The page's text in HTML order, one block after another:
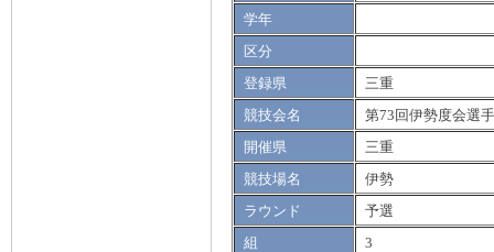
学年
区分
登録県
三重
競技会名
第73回伊勢度会選
開催県
三重
競技場名
伊勢
ラウンド
予選
組
3